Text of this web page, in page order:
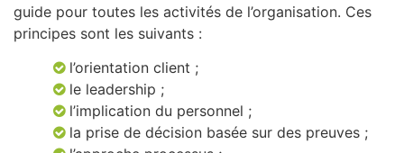
guide pour toutes les activités de l’organisation. Ces
principes sont les suivants :
l’orientation client ;
le leadership ;
l’implication du personnel ;
la prise de décision basée sur des preuves ;